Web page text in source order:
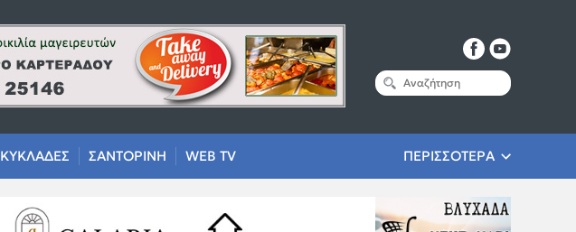
ΚΥΚΛΑΔΕΣ ΣΑΝΤΟΡΙΝΗ WEB TV ΠΕΡΙΣΣΟΤΕΡΑ